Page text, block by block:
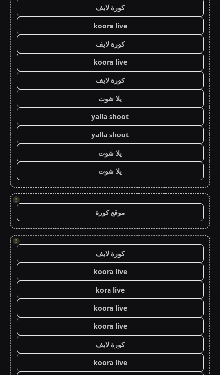
كورة لايف
koora live
كورة لايف
koora live
كورة لايف
يلا شوت
yalla shoot
yalla shoot
يلا شوت
يلا شوت
!
موقع كورة
!
كورة لايف
koora live
kora live
koora live
koora live
كورة لايف
koora live